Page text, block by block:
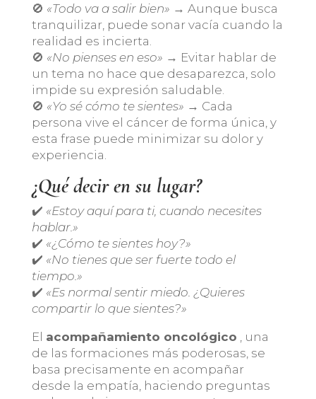
🚫 «Todo va a salir bien» → Aunque busca
tranquilizar, puede sonar vacía cuando la
realidad es incierta.
🚫 «No pienses en eso» → Evitar hablar de
un tema no hace que desaparezca, solo
impide su expresión saludable.
🚫 «Yo sé cómo te sientes» → Cada
persona vive el cáncer de forma única, y
esta frase puede minimizar su dolor y
experiencia.
¿Qué decir en su lugar?
✔️ «Estoy aquí para ti, cuando necesites
hablar.»
✔️ «¿Cómo te sientes hoy?»
✔️ «No tienes que ser fuerte todo el
tiempo.»
✔️ «Es normal sentir miedo. ¿Quieres
compartir lo que sientes?»
El acompañamiento oncológico , una
de las formaciones más poderosas, se
basa precisamente en acompañar
desde la empatía, haciendo preguntas